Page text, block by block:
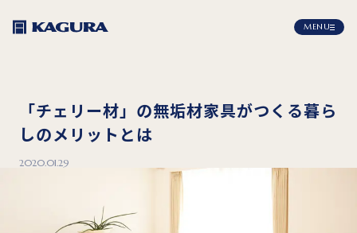
MENU
「チェリー材」の無垢材家具がつくる暮ら
しのメリットとは
2020.01.29